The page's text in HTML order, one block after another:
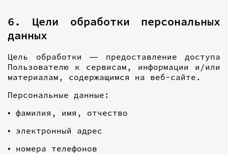
6. Цели обработки персональных
данных
Цель обработки — предоставление доступа
Пользователю к сервисам, информации и/или
материалам, содержащимся на веб-сайте.
Персональные данные:
• фамилия, имя, отчество
• электронный адрес
• номера телефонов